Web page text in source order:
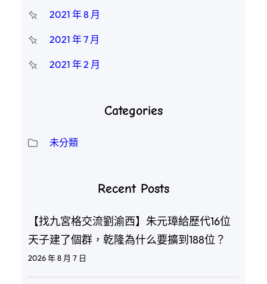
2021 年 8 月
2021 年 7 月
2021 年 2 月
Categories
未分類
Recent Posts
【找九宮格交流劉渝西】朱元璋給歷代16位
天子建了個群，乾隆為什么要擴到188位？
2026 年 8 月 7 日